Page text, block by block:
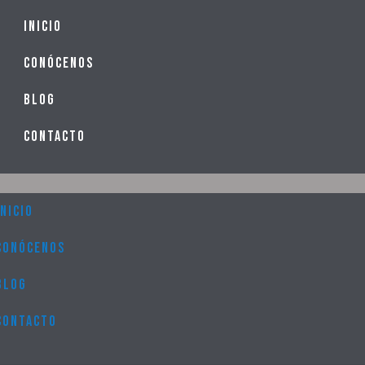
Inicio
Conócenos
Blog
Contacto